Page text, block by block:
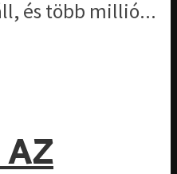
és több millió...